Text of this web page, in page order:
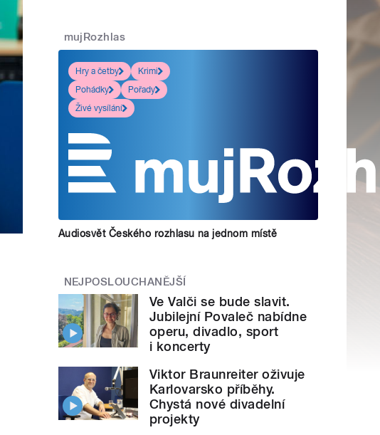
mujRozhlas
Hry a četby
Krimi
Pohádky
Pořady
Živé vysílání
Audiosvět Českého rozhlasu na jednom místě
NEJPOSLOUCHANĚJŠÍ
Ve Valči se bude slavit.
Jubilejní Povaleč nabídne
operu, divadlo, sport
i koncerty
Viktor Braunreiter oživuje
Karlovarsko příběhy.
Chystá nové divadelní
projekty